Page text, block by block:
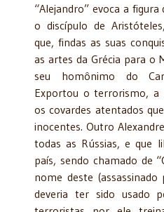
“Alejandro” evoca a figura
o discípulo de
que, findas as suas
as artes da Grécia para o
seu homônimo do
Exportou o terrorismo, a
os covardes atentados
inocentes. Outro
todas as Rússias, e que
país, sendo chamado de
nome deste
deveria ter sido usado